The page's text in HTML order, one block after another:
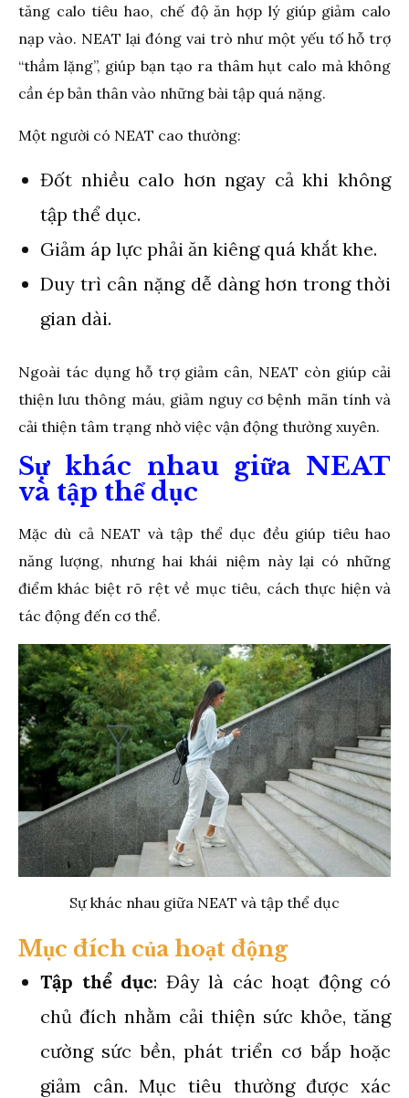
tăng calo tiêu hao, chế độ ăn hợp lý giúp giảm calo
nạp vào. NEAT lại đóng vai trò như một yếu tố hỗ trợ
“thầm lặng”, giúp bạn tạo ra thâm hụt calo mà không
cần ép bản thân vào những bài tập quá nặng.
Một người có NEAT cao thường:
Đốt nhiều calo hơn ngay cả khi không
tập thể dục.
Giảm áp lực phải ăn kiêng quá khắt khe.
Duy trì cân nặng dễ dàng hơn trong thời
gian dài.
Ngoài tác dụng hỗ trợ giảm cân, NEAT còn giúp cải
thiện lưu thông máu, giảm nguy cơ bệnh mãn tính và
cải thiện tâm trạng nhờ việc vận động thường xuyên.
Sự khác nhau giữa NEAT
và tập thể dục
Mặc dù cả NEAT và tập thể dục đều giúp tiêu hao
năng lượng, nhưng hai khái niệm này lại có những
điểm khác biệt rõ rệt về mục tiêu, cách thực hiện và
tác động đến cơ thể.
Sự khác nhau giữa NEAT và tập thể dục
Mục đích của hoạt động
Tập thể dục: Đây là các hoạt động có
chủ đích nhằm cải thiện sức khỏe, tăng
cường sức bền, phát triển cơ bắp hoặc
giảm cân. Mục tiêu thường được xác